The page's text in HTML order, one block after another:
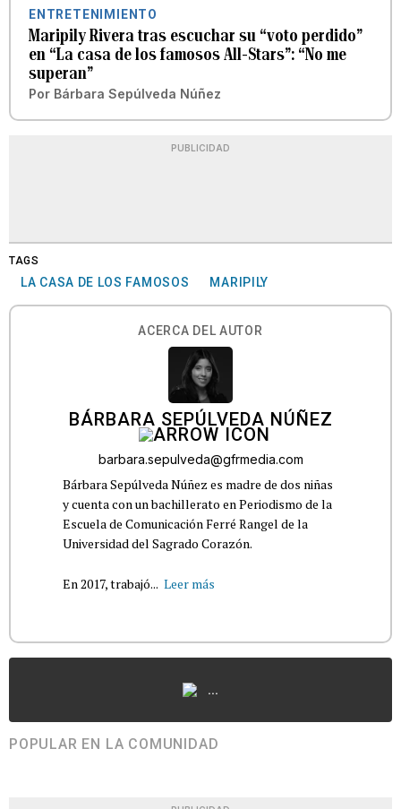
ENTRETENIMIENTO
Maripily Rivera tras escuchar su “voto perdido”
en “La casa de los famosos All-Stars”: “No me
superan”
Por Bárbara Sepúlveda Núñez
PUBLICIDAD
TAGS
LA CASA DE LOS FAMOSOS MARIPILY
ACERCA DEL AUTOR
BÁRBARA SEPÚLVEDA NÚÑEZ
barbara.sepulveda@gfrmedia.com
Bárbara Sepúlveda Núñez es madre de dos niñas
y cuenta con un bachillerato en Periodismo de la
Escuela de Comunicación Ferré Rangel de la
Universidad del Sagrado Corazón.
En 2017, trabajó... Leer más
...
POPULAR EN LA COMUNIDAD